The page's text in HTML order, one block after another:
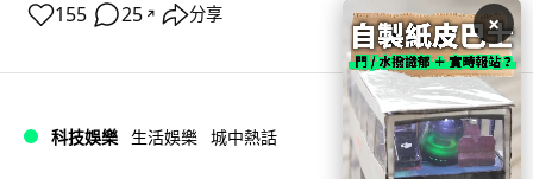
155 25 ↗ 分享
科技娛樂 生活娛樂 城中熱話
×